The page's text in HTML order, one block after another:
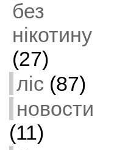
без
нікотину
(27)
ліс (87)
новости
(11)